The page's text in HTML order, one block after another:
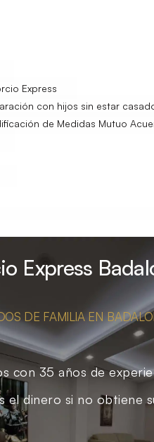
Express
con hijos sin estar
de Medidas Mutuo
Express
DE FAMILIA EN
con 35 años de
el dinero si no obtiene